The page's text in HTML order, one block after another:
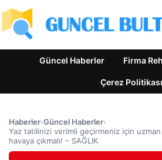
Güncel Haberler Firma
Çerez Politikası
Haberler›Güncel Haberler›
Yaz tatilinizi verimli geçirmeniz için uzman
havaya çıkmalı! – SAĞLIK